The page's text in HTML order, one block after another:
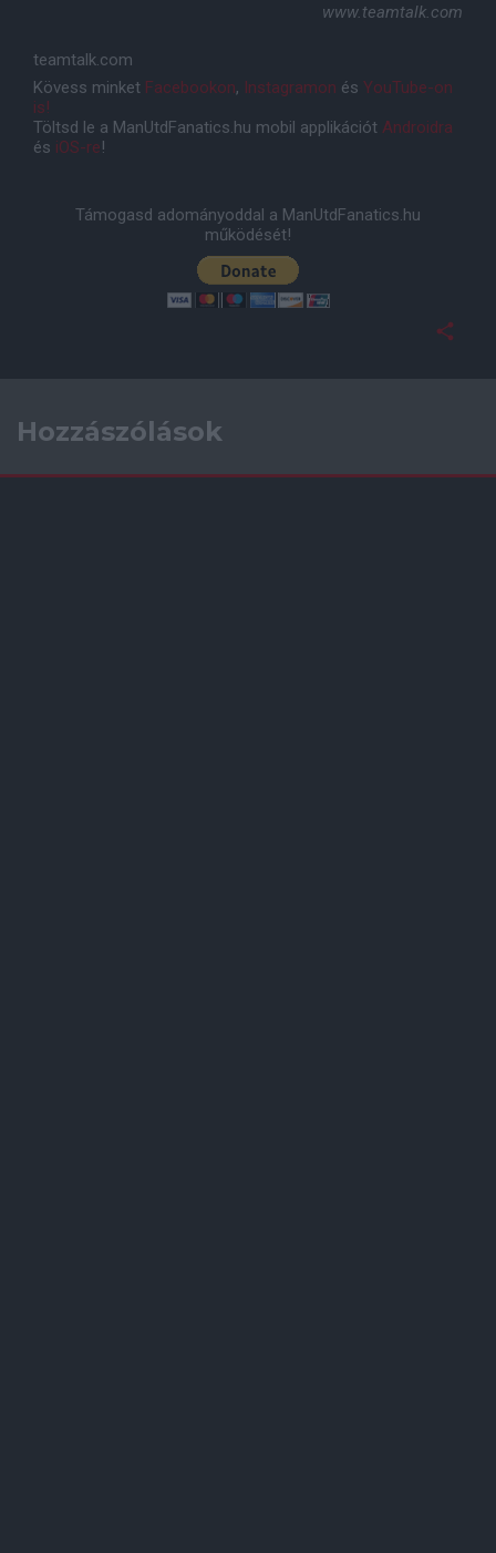
www.teamtalk.com
teamtalk.com
Kövess minket Facebookon, Instagramon és YouTube-on
is!
Töltsd le a ManUtdFanatics.hu mobil applikációt Androidra
és iOS-re!
Támogasd adományoddal a ManUtdFanatics.hu
működését!
Hozzászólások